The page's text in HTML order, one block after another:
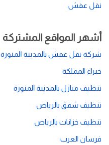
نقل عفش
أشهر المواقع المشتركة
شركة نقل عفش بالمدينة المنورة
خبراء المملكة
تنظيف منازل بالمدينة المنورة
تنظيف شقق بالرياض
تنظيف خزانات بالرياض
فرسان العرب